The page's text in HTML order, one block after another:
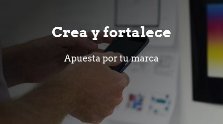
Crea y fortalece
Apuesta por tu marca